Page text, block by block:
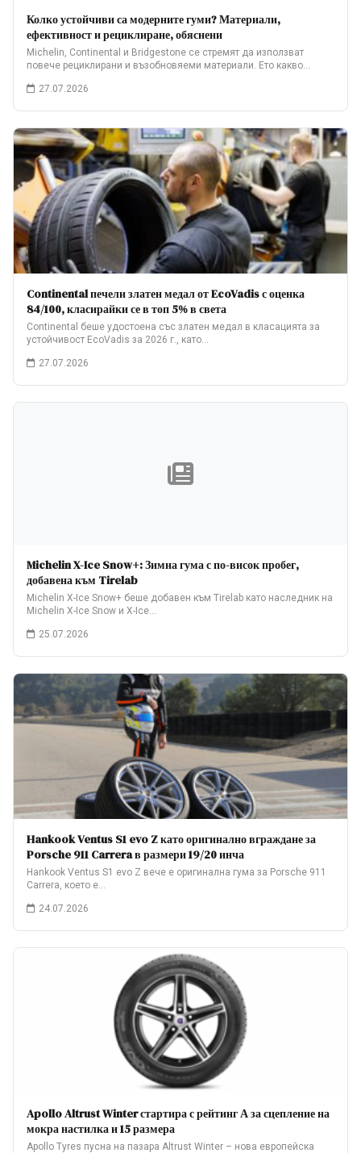
Колко устойчиви са модерните гуми? Материали,
ефективност и рециклиране, обяснени
Michelin, Continental и Bridgestone се стремят да използват
повече рециклирани и възобновяеми материали. Ето какво…
27.07.2026
Continental печели златен медал от EcoVadis с оценка
84/100, класирайки се в топ 5% в света
Continental беше удостоена със златен медал в класацията за
устойчивост EcoVadis за 2026 г., като…
27.07.2026
Michelin X-Ice Snow+: Зимна гума с по-висок пробег,
добавена към Tirelab
Michelin X-Ice Snow+ беше добавен към Tirelab като наследник на
Michelin X-Ice Snow и X-Ice…
25.07.2026
Hankook Ventus S1 evo Z като оригинално вграждане за
Porsche 911 Carrera в размери 19/20 инча
Hankook Ventus S1 evo Z вече е оригинална гума за Porsche 911
Carrera, което е…
24.07.2026
Apollo Altrust Winter стартира с рейтинг А за сцепление на
мокра настилка и 15 размера
Apollo Tyres пусна на пазара Altrust Winter – нова европейска